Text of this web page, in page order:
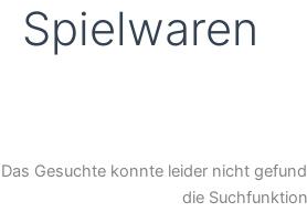
Spielwaren
Das Gesuchte konnte leider nicht
die